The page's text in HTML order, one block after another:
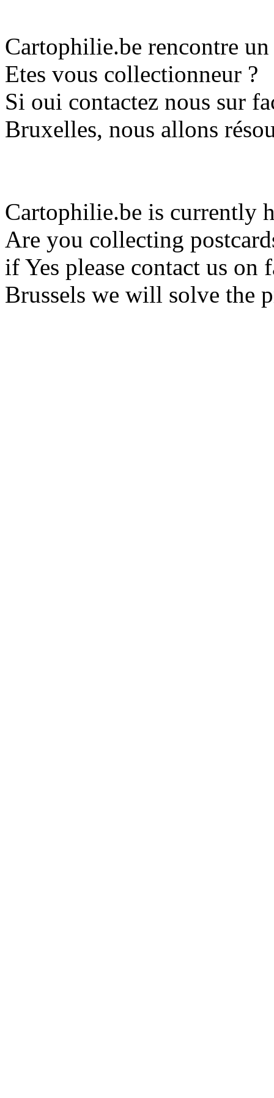
Cartophilie.be rencontre
Etes vous collectionneur ?
Si oui contactez nous sur
Bruxelles, nous allons
Cartophilie.be is currently
Are you collecting
if Yes please contact us
Brussels we will solve the